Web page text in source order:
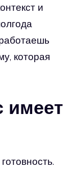
и
которая
имеет